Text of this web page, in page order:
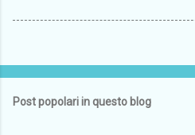
Post popolari in questo blog